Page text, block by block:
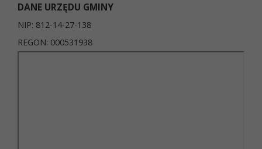
DANE URZĘDU GMINY
NIP: 812-14-27-138
REGON: 000531938